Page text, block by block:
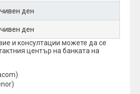
ден
ден
и консултации можете да се
център на банката на